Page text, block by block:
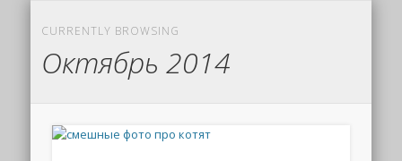
CURRENTLY BROWSING
Октябрь 2014